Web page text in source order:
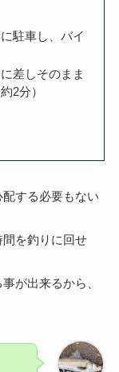
駐車し、バイ
差しそのまま
2分）
する必要もない
を釣りに回せ
が出来るから、